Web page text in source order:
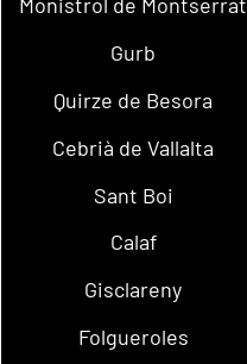
Gurb
Quirze de Besora
Cebrià de Vallalta
Sant Boi
Calaf
Gisclareny
Folgueroles